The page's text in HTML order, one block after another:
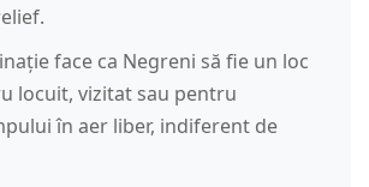
face ca Negreni să fie un loc
locuit, vizitat sau pentru
în aer liber, indiferent de